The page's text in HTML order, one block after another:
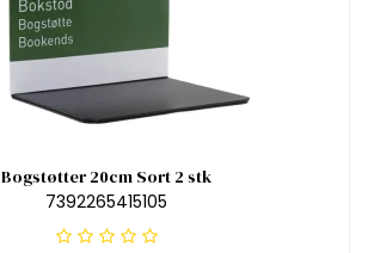
Bogstøtter 20cm Sort 2 stk
7392265415105